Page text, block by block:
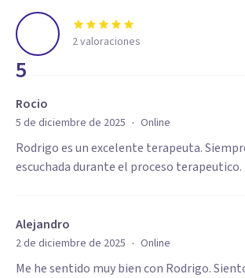
5
2valoraciones
Rocio
5 de diciembre de 2025 · Online
Rodrigo es un excelente terapeuta.
escuchada durante el proceso
Alejandro
2 de diciembre de 2025 · Online
Me he sentido muy bien con Rodrigo.